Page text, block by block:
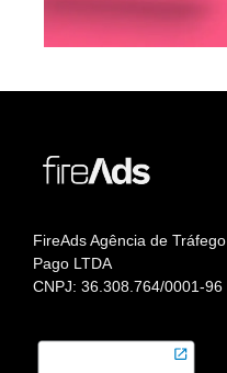
FireAds Agência de Tráfego
Pago LTDA
CNPJ: 36.308.764/0001-96